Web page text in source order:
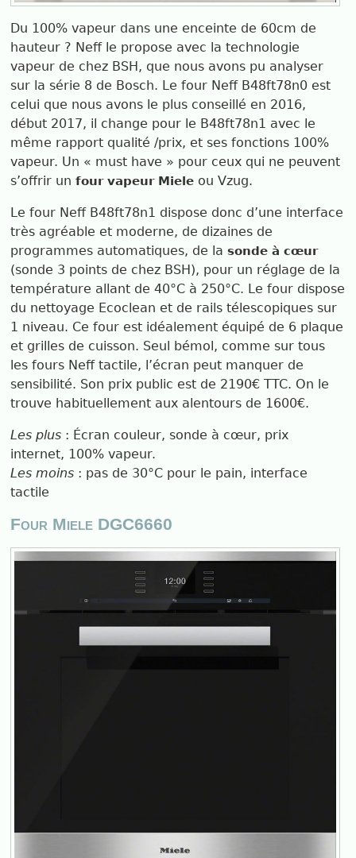
Du 100% vapeur dans une enceinte de 60cm de
hauteur ? Neff le propose avec la technologie
vapeur de chez BSH, que nous avons pu analyser
sur la série 8 de Bosch. Le four Neff B48ft78n0 est
celui que nous avons le plus conseillé en 2016,
début 2017, il change pour le B48ft78n1 avec le
même rapport qualité /prix, et ses fonctions 100%
vapeur. Un « must have » pour ceux qui ne peuvent
s’offrir unfour vapeur Miele ou Vzug.
Le four Neff B48ft78n1 dispose donc d’une interface
très agréable et moderne, de dizaines de
programmes automatiques, de lasonde à cœur
(sonde 3 points de chez BSH), pour un réglage de la
température allant de 40°C à 250°C. Le four dispose
du nettoyage Ecoclean et de rails télescopiques sur
1 niveau. Ce four est idéalement équipé de 6 plaque
et grilles de cuisson. Seul bémol, comme sur tous
les fours Neff tactile, l’écran peut manquer de
sensibilité. Son prix public est de 2190€ TTC. On le
trouve habituellement aux alentours de 1600€.
Les plus : Écran couleur, sonde à cœur, prix
internet, 100% vapeur.
Les moins : pas de 30°C pour le pain, interface
tactile
Four Miele DGC6660